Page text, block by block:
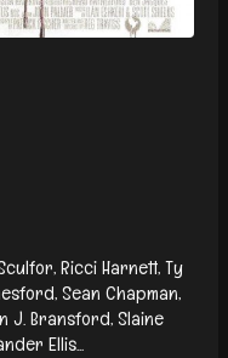
Ricci Harnett, Ty
Sean Chapman,
J. Bransford, Slaine
Ellis...